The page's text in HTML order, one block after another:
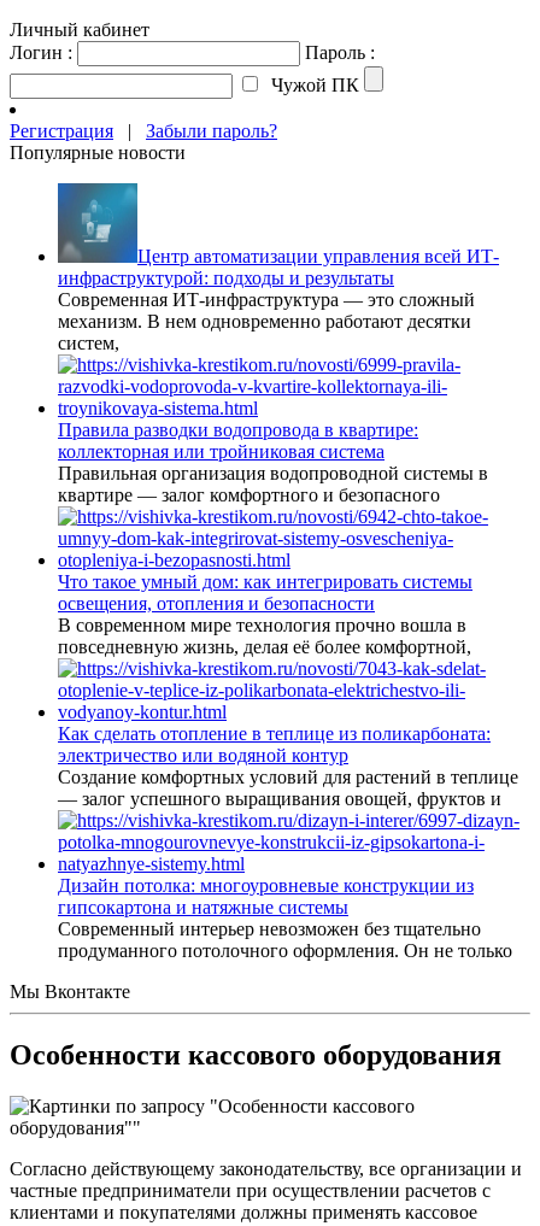
Личный кабинет
Логин :
Пароль :
Чужой ПК
Регистрация | Забыли пароль?
Популярные новости
Центр автоматизации управления всей ИТ-
инфраструктурой: подходы и результаты
Современная ИТ-инфраструктура — это сложный
механизм. В нем одновременно работают десятки
систем,
Правила разводки водопровода в квартире:
коллекторная или тройниковая система
Правильная организация водопроводной системы в
квартире — залог комфортного и безопасного
Что такое умный дом: как интегрировать системы
освещения, отопления и безопасности
В современном мире технология прочно вошла в
повседневную жизнь, делая её более комфортной,
Как сделать отопление в теплице из поликарбоната:
электричество или водяной контур
Создание комфортных условий для растений в теплице
— залог успешного выращивания овощей, фруктов и
Дизайн потолка: многоуровневые конструкции из
гипсокартона и натяжные системы
Современный интерьер невозможен без тщательно
продуманного потолочного оформления. Он не только
Мы Вконтакте
Особенности кассового оборудования
Согласно действующему законодательству, все организации и
частные предприниматели при осуществлении расчетов с
клиентами и покупателями должны применять кассовое